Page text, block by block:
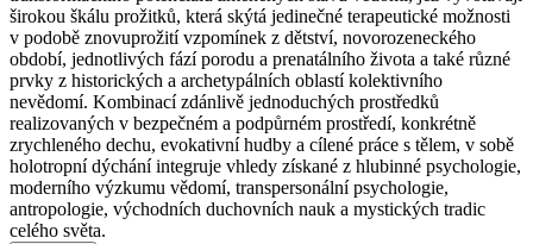
širokou škálu prožitků, která skýtá jedinečné terapeutické možnosti
v podobě znovuprožití vzpomínek z dětství, novorozeneckého
období, jednotlivých fází porodu a prenatálního života a také různé
prvky z historických a archetypálních oblastí kolektivního
nevědomí. Kombinací zdánlivě jednoduchých prostředků
realizovaných v bezpečném a podpůrném prostředí, konkrétně
zrychleného dechu, evokativní hudby a cílené práce s tělem, v sobě
holotropní dýchání integruje vhledy získané z hlubinné psychologie,
moderního výzkumu vědomí, transpersonální psychologie,
antropologie, východních duchovních nauk a mystických tradic
celého světa.